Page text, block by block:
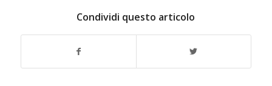
Condividi questo articolo